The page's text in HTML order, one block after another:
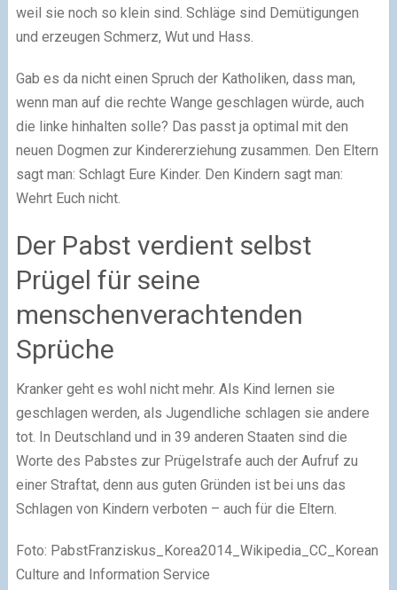
weil sie noch so klein sind. Schläge sind Demütigungen
und erzeugen Schmerz, Wut und Hass.
Gab es da nicht einen Spruch der Katholiken, dass man,
wenn man auf die rechte Wange geschlagen würde, auch
die linke hinhalten solle? Das passt ja optimal mit den
neuen Dogmen zur Kindererziehung zusammen. Den Eltern
sagt man: Schlagt Eure Kinder. Den Kindern sagt man:
Wehrt Euch nicht.
Der Pabst verdient selbst
Prügel für seine
menschenverachtenden
Sprüche
Kranker geht es wohl nicht mehr. Als Kind lernen sie
geschlagen werden, als Jugendliche schlagen sie andere
tot. In Deutschland und in 39 anderen Staaten sind die
Worte des Pabstes zur Prügelstrafe auch der Aufruf zu
einer Straftat, denn aus guten Gründen ist bei uns das
Schlagen von Kindern verboten – auch für die Eltern.
Foto: PabstFranziskus_Korea2014_Wikipedia_CC_Korean
Culture and Information Service